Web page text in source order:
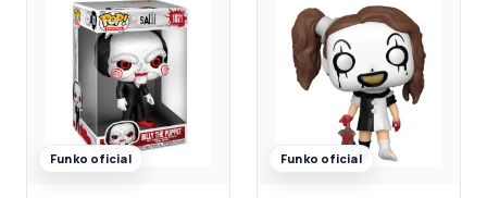
Funko oficial Funko oficial